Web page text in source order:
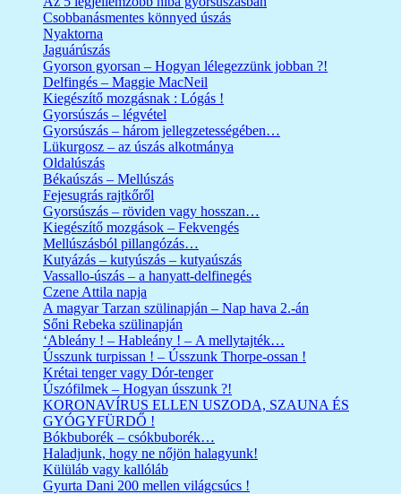
Csobbanásmentes könnyed úszás
Nyaktorna
Jaguárúszás
Gyorson gyorsan – Hogyan lélegezzünk jobban ?!
Delfingés – Maggie MacNeil
Kiegészítő mozgásnak : Lógás !
Gyorsúszás – légvétel
Gyorsúszás – három jellegzetességében…
Lükurgosz – az úszás alkotmánya
Oldalúszás
Békaúszás – Mellúszás
Fejesugrás rajtkőről
Gyorsúszás – röviden vagy hosszan…
Kiegészítő mozgások – Fekvengés
Mellúszásból pillangózás…
Kutyázás – kutyúszás – kutyaúszás
Vassallo-úszás – a hanyatt-delfinegés
Czene Attila napja
A magyar Tarzan szülinapján – Nap hava 2.-án
Sőni Rebeka szülinapján
‘Ableány ! – Hableány ! – A mellytajték…
Ússzunk turpissan ! – Ússzunk Thorpe-ossan !
Krétai tenger vagy Dór-tenger
Úszófilmek – Hogyan ússzunk ?!
KORONAVÍRUS ELLEN USZODA, SZAUNA ÉS
GYÓGYFÜRDŐ !
Bókbuborék – csókbuborék…
Haladjunk, hogy ne nőjön halagyunk!
Külüláb vagy kallóláb
Gyurta Dani 200 mellen világcsúcs !